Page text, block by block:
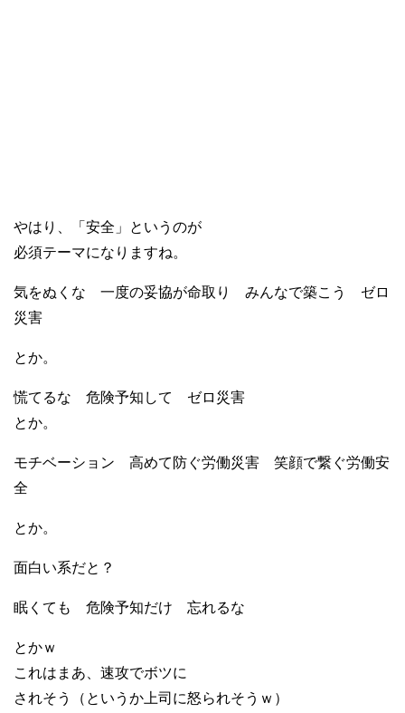
やはり、「安全」というのが
必須テーマになりますね。
気をぬくな 一度の妥協が命取り みんなで築こう ゼロ
災害
とか。
慌てるな 危険予知して ゼロ災害
とか。
モチベーション 高めて防ぐ労働災害 笑顔で繋ぐ労働安
全
とか。
面白い系だと？
眠くても 危険予知だけ 忘れるな
とかｗ
これはまあ、速攻でボツに
されそう（というか上司に怒られそうｗ）